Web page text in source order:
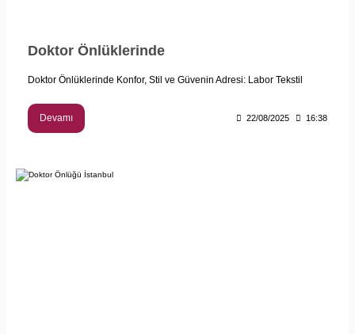
Doktor Önlüklerinde
Doktor Önlüklerinde Konfor, Stil ve Güvenin Adresi: Labor Tekstil
Devamı 22/08/2025 16:38